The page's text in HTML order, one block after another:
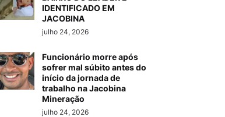
IDENTIFICADO EM
JACOBINA
julho 24, 2026
Funcionário morre após
sofrer mal súbito antes do
início da jornada de
trabalho na Jacobina
Mineração
julho 24, 2026